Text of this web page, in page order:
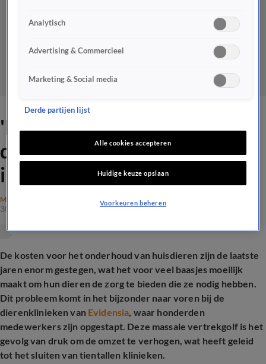
'Dierenarts wordt duurder
door
investeringsmaatschappijen'
MAATSCHAPPIJ
30 mei 2025, 19:22
De kosten voor het onderhoud van huisdieren zijn de laatste
jaren enorm gestegen, wat het voor veel baasjes moeilijk
maakt om hun dieren de zorg te bieden die ze nodig hebben.
Dit probleem komt in het bijzonder naar voren bij de
dierenklinieken van Evidensia, waar honderden
medewerkers zijn opgestapt. Deze massale vertrekgolf is het
gevolg van druk om de omzet te verhogen, wat heeft geleid
tot het sluiten van tientallen klinieken.
Analytisch
Advertising & Commercieel
Marketing & Social media
Derde partijen lijst
Alle cookies accepteren
Huidige keuze opslaan
Voorkeuren beheren